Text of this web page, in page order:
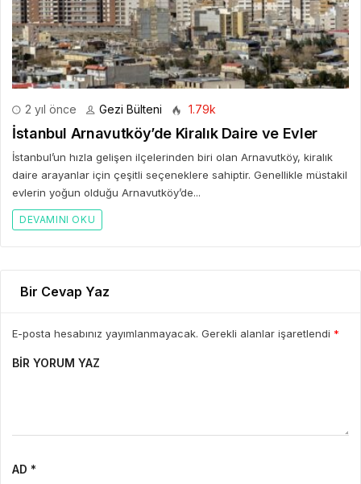
2 yıl önce Gezi Bülteni 1.79k
İstanbul Arnavutköy’de Kiralık Daire ve Evler
İstanbul’un hızla gelişen ilçelerinden biri olan Arnavutköy, kiralık
daire arayanlar için çeşitli seçeneklere sahiptir. Genellikle müstakil
evlerin yoğun olduğu Arnavutköy’de...
DEVAMINI OKU
Bir Cevap Yaz
E-posta hesabınız yayımlanmayacak. Gerekli alanlar işaretlendi *
BIR YORUM YAZ
AD *